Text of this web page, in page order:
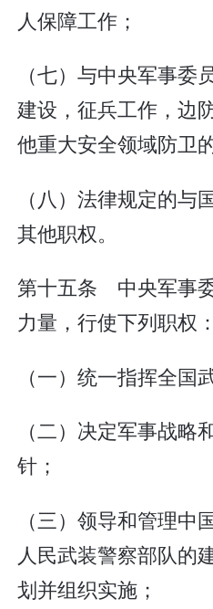
人保障工作；
（七）与中央军事委
建设，征兵工作，边
他重大安全领域防卫
（八）法律规定的与
其他职权。
第十五条 中央军事
力量，行使下列职权：
（一）统一指挥全国
（二）决定军事战略
针；
（三）领导和管理中
人民武装警察部队的
划并组织实施；